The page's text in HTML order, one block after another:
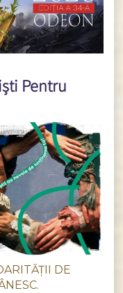
Pentru
DE